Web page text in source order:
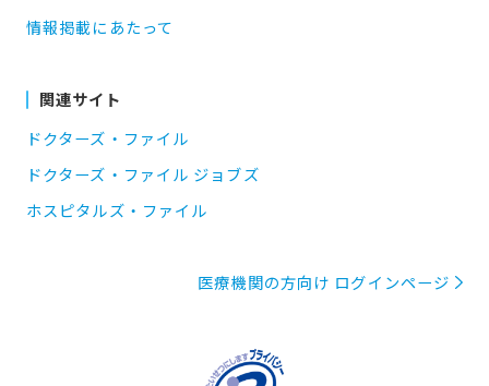
情報掲載にあたって
関連サイト
ドクターズ・ファイル
ドクターズ・ファイル ジョブズ
ホスピタルズ・ファイル
医療機関の方向け ログインページ